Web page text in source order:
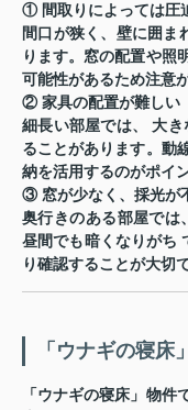
① 間取りによっては圧
間口が狭く、壁に囲ま
ります。窓の配置や照
可能性があるため注意
② 家具の配置が難しい
細長い部屋では、 大き
ることがあります。動
納を活用するのがポイ
③ 窓が少なく、採光が
奥行きのある部屋では
昼間でも暗くなりがち
り確認することが大切で
「ウナギの寝床
「ウナギの寝床」物件